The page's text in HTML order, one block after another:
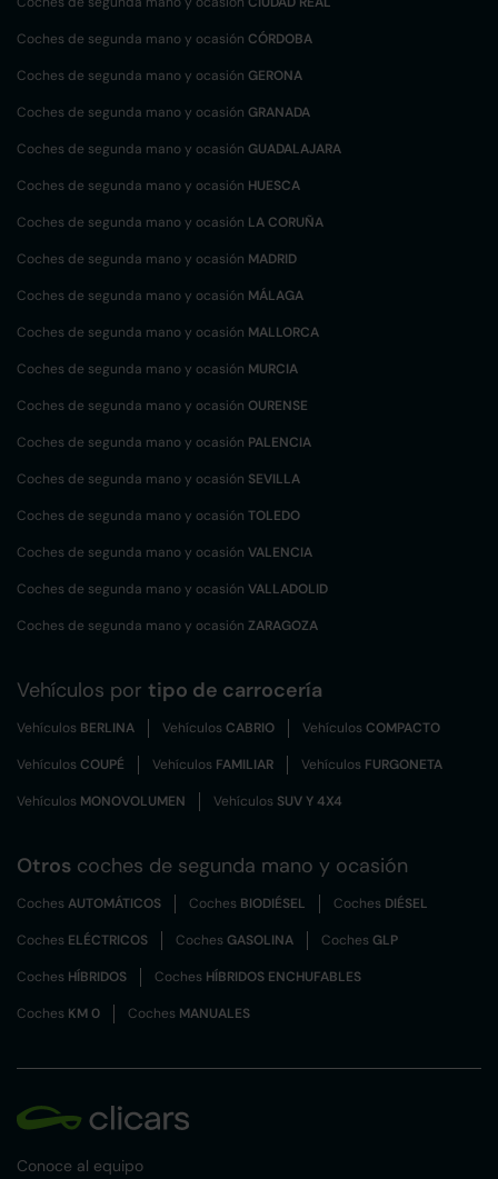
Coches de segunda mano y ocasión CÓRDOBA
Coches de segunda mano y ocasión GERONA
Coches de segunda mano y ocasión GRANADA
Coches de segunda mano y ocasión GUADALAJARA
Coches de segunda mano y ocasión HUESCA
Coches de segunda mano y ocasión LA CORUÑA
Coches de segunda mano y ocasión MADRID
Coches de segunda mano y ocasión MÁLAGA
Coches de segunda mano y ocasión MALLORCA
Coches de segunda mano y ocasión MURCIA
Coches de segunda mano y ocasión OURENSE
Coches de segunda mano y ocasión PALENCIA
Coches de segunda mano y ocasión SEVILLA
Coches de segunda mano y ocasión TOLEDO
Coches de segunda mano y ocasión VALENCIA
Coches de segunda mano y ocasión VALLADOLID
Coches de segunda mano y ocasión ZARAGOZA
Vehículos por tipo de carrocería
Vehículos BERLINA VehículosCABRIO VehículosCOMPACTO
VehículosCOUPÉ Vehículos FAMILIAR Vehículos FURGONETA
Vehículos MONOVOLUMEN Vehículos SUV Y 4X4
Otros coches de segunda mano y ocasión
CochesAUTOMÁTICOS Coches BIODIÉSEL Coches DIÉSEL
Coches ELÉCTRICOS CochesGASOLINA CochesGLP
Coches HÍBRIDOS Coches HÍBRIDOS ENCHUFABLES
Coches KM 0 Coches MANUALES
Conoce al equipo